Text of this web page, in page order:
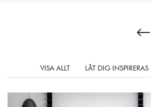
VISA ALLT LÅT DIG INSPIRERAS